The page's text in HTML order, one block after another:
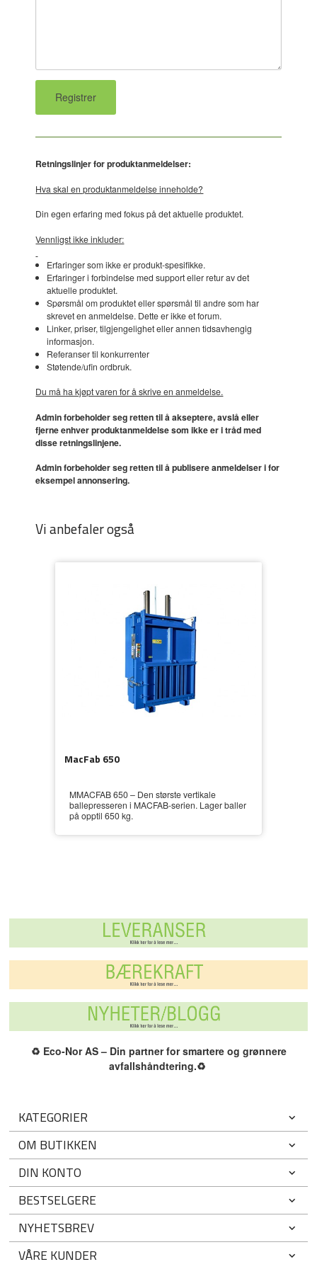
Retningslinjer for produktanmeldelser:
Hva skal en produktanmeldelse inneholde?
Din egen erfaring med fokus på det aktuelle produktet.
Vennligst ikke inkluder:
Erfaringer som ikke er produkt-spesifikke.
Erfaringer i forbindelse med support eller retur av det
aktuelle produktet.
Spørsmål om produktet eller spørsmål til andre som har
skrevet en anmeldelse. Dette er ikke et forum.
Linker, priser, tilgjengelighet eller annen tidsavhengig
informasjon.
Referanser til konkurrenter
Støtende/ufin ordbruk.
Du må ha kjøpt varen for å skrive en anmeldelse.
Admin forbeholder seg retten til å akseptere, avslå eller
fjerne enhver produktanmeldelse som ikke er i tråd med
disse retningslinjene.
Admin forbeholder seg retten til å publisere anmeldelser i for
eksempel annonsering.
Vi anbefaler også
MacFab 650
MMACFAB 650 – Den største vertikale
ballepresseren i MACFAB-serien. Lager baller
på opptil 650 kg.
♻️ Eco-Nor AS – Din partner for smartere og grønnere
avfallshåndtering.♻️
KATEGORIER
OM BUTIKKEN
DIN KONTO
BESTSELGERE
NYHETSBREV
VÅRE KUNDER